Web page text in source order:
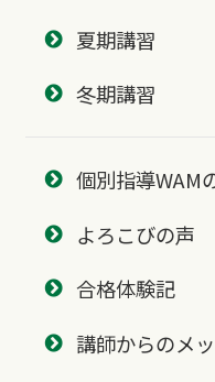
夏期講習
冬期講習
個別指導WAM
よろこびの声
合格体験記
講師からのメ